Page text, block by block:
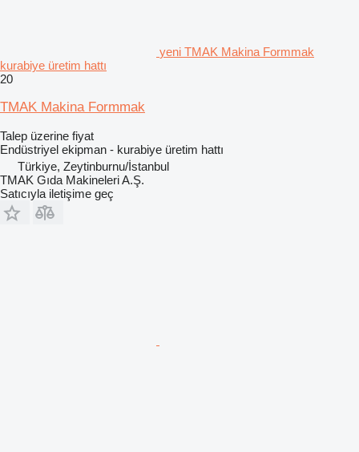
yeni TMAK Makina Formmak
kurabiye üretim hattı
20
TMAK Makina Formmak
Talep üzerine fiyat
Endüstriyel ekipman - kurabiye üretim hattı
Türkiye, Zeytinburnu/İstanbul
TMAK Gıda Makineleri A.Ş.
Satıcıyla iletişime geç